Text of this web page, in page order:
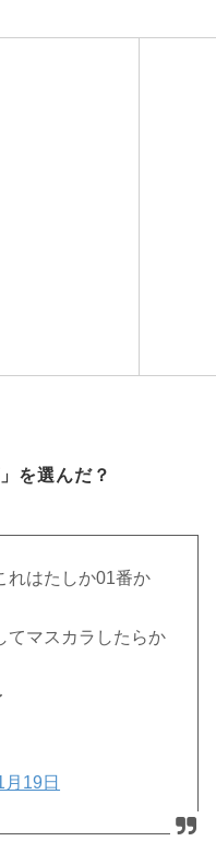
を選んだ？
れはたしか01番か
てマスカラしたらか
19日